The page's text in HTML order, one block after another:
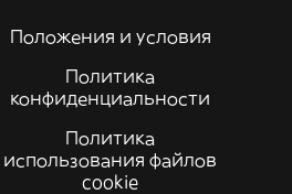
Положения и условия
Политика
конфиденциальности
Политика
использования файлов
cookie